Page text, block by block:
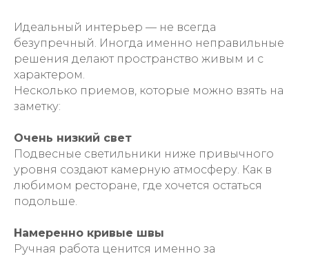
Идеальный интерьер — не всегда
безупречный. Иногда именно неправильные
решения делают пространство живым и с
характером.
Несколько приемов, которые можно взять на
заметку:
Очень низкий свет
Подвесные светильники ниже привычного
уровня создают камерную атмосферу. Как в
любимом ресторане, где хочется остаться
подольше.
Намеренно кривые швы
Ручная работа ценится именно за